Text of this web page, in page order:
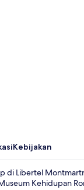
Kebijakan
di Libertel
Kehidupan